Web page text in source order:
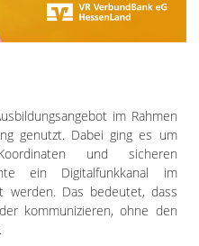
im Rahmen
genutzt. Dabei ging es um
und sicheren
ein Digitalfunkkanal im
werden. Das bedeutet, dass
kommunizieren, ohne den